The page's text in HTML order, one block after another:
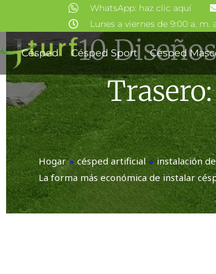
contenido
WhatsApp: haz clic aquí
Lunes a viernes de 9:00 a. m.
Césped Césped Sport Césped
10
Hogar » césped artificial » instalación
La forma más económica de instalar